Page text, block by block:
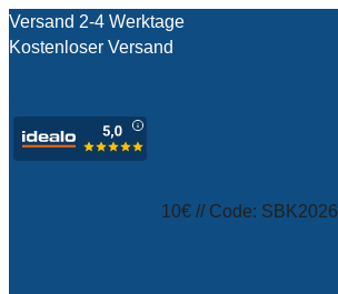
Versand 2-4 Werktage
Kostenloser Versand
10€ // Code: SBK2026